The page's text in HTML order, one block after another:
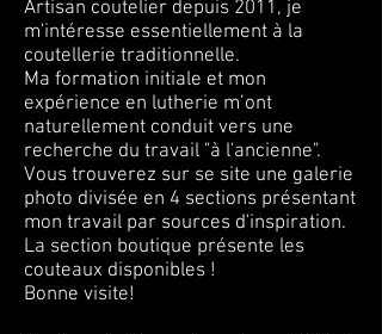
Artisan coutelier depuis 2011, je
m'intéresse essentiellement à la
coutellerie traditionnelle.
Ma formation initiale et mon
expérience en lutherie m’ont
naturellement conduit vers une
recherche du travail "à l'ancienne".
Vous trouverez sur se site une galerie
photo divisée en 4 sections présentant
mon travail par sources d'inspiration.
La section boutique présente les
couteaux disponibles !
Bonne visite!